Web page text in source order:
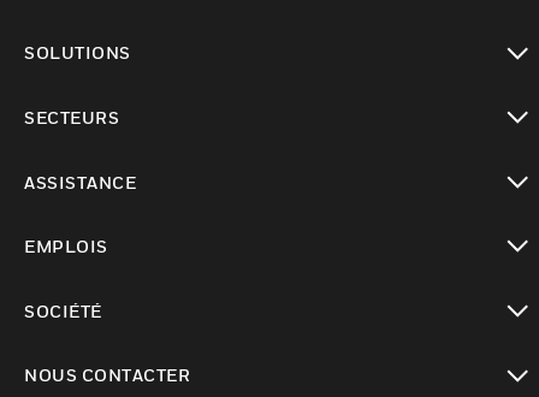
SOLUTIONS
SECTEURS
ASSISTANCE
EMPLOIS
SOCIÉTÉ
NOUS CONTACTER